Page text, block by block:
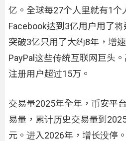
亿。全球每27个人里就有1个
Facebook达到3亿用户用了
突破3亿只用了大约8年，增
PayPal这些传统互联网巨头
注册用户超过15万。
交易量2025年全年，币安平
易量，累计历史交易量到
元。进入2026年，增长没停